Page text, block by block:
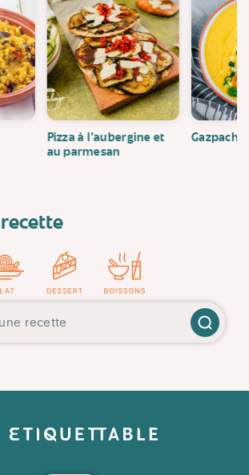
Pizza à l'aubergine et
au parmesan